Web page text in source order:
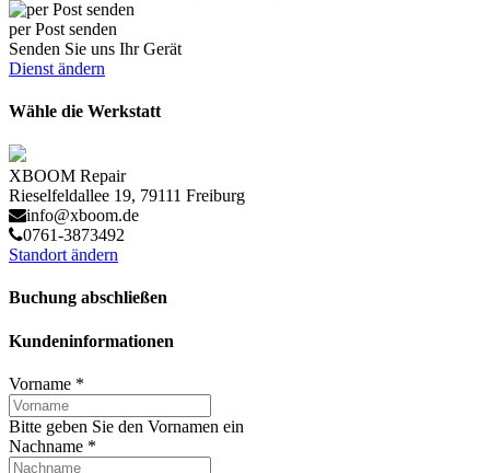
per Post senden
Senden Sie uns Ihr Gerät
Dienst ändern
Wähle die Werkstatt
XBOOM Repair
Rieselfeldallee 19, 79111 Freiburg
info@xboom.de
0761-3873492
Standort ändern
Buchung abschließen
Kundeninformationen
Vorname *
Bitte geben Sie den Vornamen ein
Nachname *